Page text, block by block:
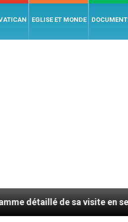
EGLISE ET MONDE
sa visite en septembre – 7